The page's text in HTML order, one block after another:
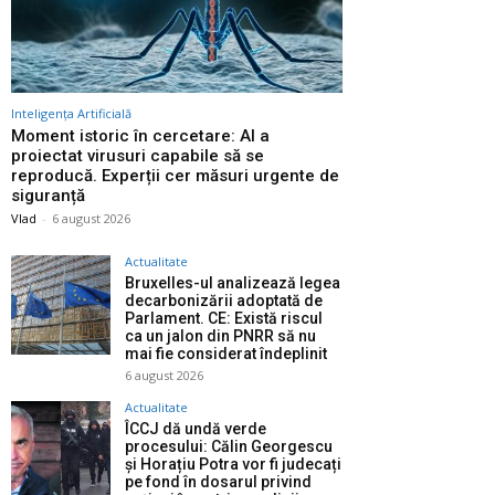
Inteligența Artificială
Moment istoric în cercetare: AI a
proiectat virusuri capabile să se
reproducă. Experții cer măsuri urgente de
siguranță
Vlad - 6 august 2026
Actualitate
Bruxelles-ul analizează legea
decarbonizării adoptată de
Parlament. CE: Există riscul
ca un jalon din PNRR să nu
mai fie considerat îndeplinit
6 august 2026
Actualitate
ÎCCJ dă undă verde
procesului: Călin Georgescu
și Horațiu Potra vor fi judecați
pe fond în dosarul privind